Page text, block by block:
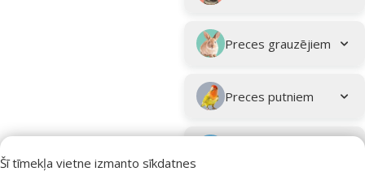
Šī tīmekļa vietne izmanto sīkdatnes
Preces grauzējiem
Preces putniem